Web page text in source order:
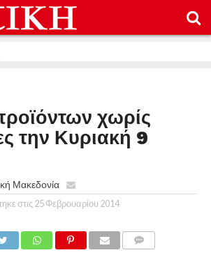
χωρίς
την Κυριακή 9
Μακεδονία
στις 25 Φεβρουαρίου 2014